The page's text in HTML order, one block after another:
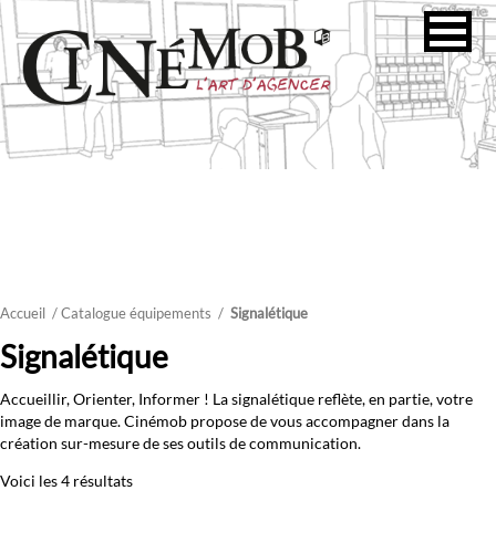
Accueil / Catalogue équipements / Signalétique
Signalétique
Accueillir, Orienter, Informer ! La signalétique reflète, en partie, votre
image de marque. Cinémob propose de vous accompagner dans la
création sur-mesure de ses outils de communication.
Voici les 4 résultats